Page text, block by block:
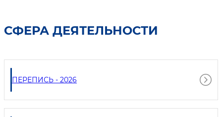
СФЕРА ДЕЯТЕЛЬНОСТИ
ПЕРЕПИСЬ - 2026